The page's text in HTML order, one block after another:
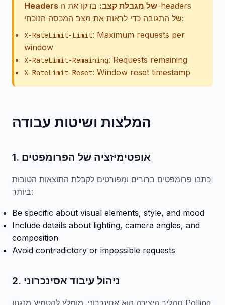
Headers של מגבלת קצב: בדקו את ה-headers
של התגובה כדי לראות את מצב המכסה הנוכחי:
X-RateLimit-Limit: Maximum requests per
window
X-RateLimit-Remaining: Requests remaining
X-RateLimit-Reset: Window reset timestamp
המלצות ושיטות עבודה
1. אופטימיזציה של הפרומפטים
כתבו פרומפטים ברורים ומפורטים לקבלת התוצאות הטובות
ביותר:
Be specific about visual elements, style, and mood
Include details about lighting, camera angles, and
composition
Avoid contradictory or impossible requests
2. ניהול עיבוד אסינכרוני
תהליך היצירה הוא אסינכרוני. מומלץ להטמיע מנגנון Polling